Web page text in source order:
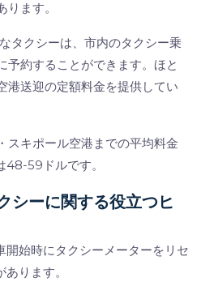
ます。
タクシーは、市内のタクシー乗
予約することができます。ほと
港送迎の定額料金を提供してい
スキポール空港までの平均料金
59ドルです。
シーに関する役立つヒ
開始時にタクシーメーターをリセ
ります。